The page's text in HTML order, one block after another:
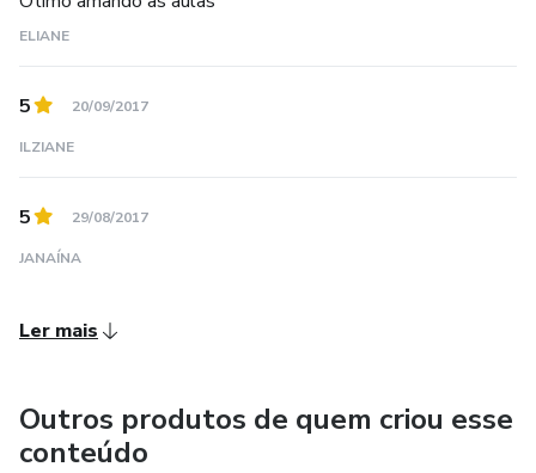
ELIANE
5 20/09/2017
ILZIANE
5 29/08/2017
JANAÍNA
Ler mais
Outros produtos de quem criou esse
conteúdo